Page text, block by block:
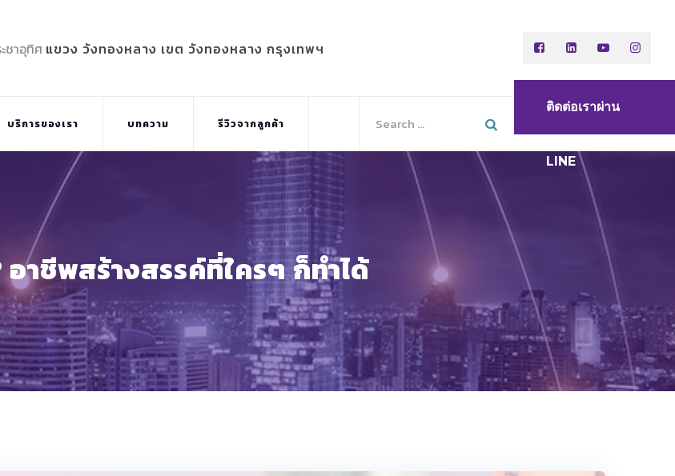
ชาอุทิศ แขวง วังทองหลาง เขต วังทองหลาง กรุงเทพฯ
บริการของเรา บทความ รีวิวจากลูกค้า
ติดต่อเราผ่าน
LINE
าชีพสร้างสรรค์ที่ใครๆ ก็ทำได้